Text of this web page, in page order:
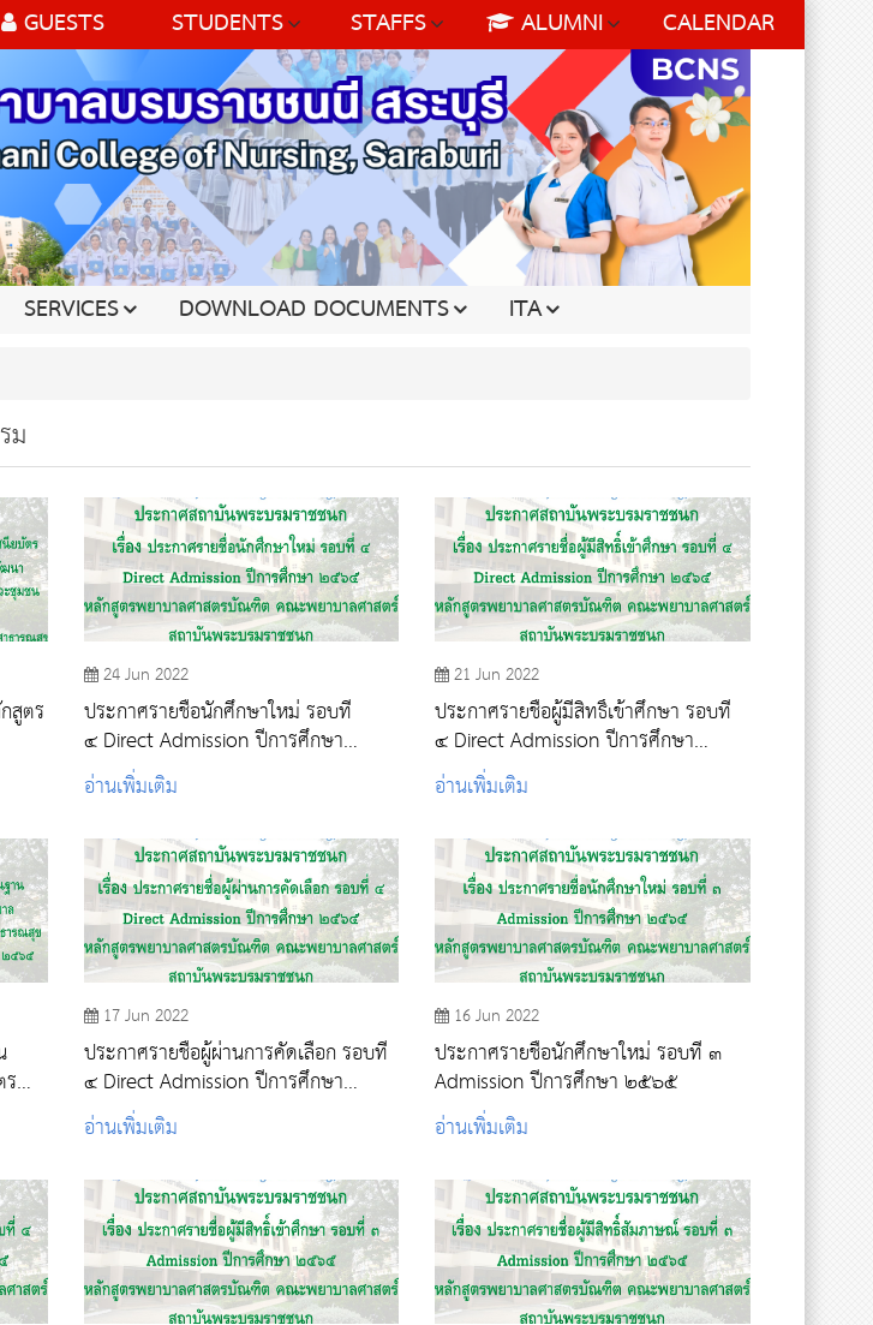
GUESTS STUDENTS STAFFS ALUMNI CALENDAR
SERVICES DOWNLOAD DOCUMENTS ITA
ม
สูตร
น
24 Jun 2022
ประกาศรายชื่อนักศึกษาใหม่ รอบที่
๔ Direct Admission ปีการศึกษา
๒๕๖๕
อ่านเพิ่มเติม
21 Jun 2022
ประกาศรายชื่อผู้มีสิทธิ์เข้าศึกษา รอบที่
๔ Direct Admission ปีการศึกษา
๒๕๖๕
อ่านเพิ่มเติม
17 Jun 2022
ประกาศรายชื่อผู้ผ่านการคัดเลือก รอบที่
๔ Direct Admission ปีการศึกษา
๒๕๖๕
อ่านเพิ่มเติม
16 Jun 2022
ประกาศรายชื่อนักศึกษาใหม่ รอบที่ ๓
Admission ปีการศึกษา ๒๕๖๕
อ่านเพิ่มเติม